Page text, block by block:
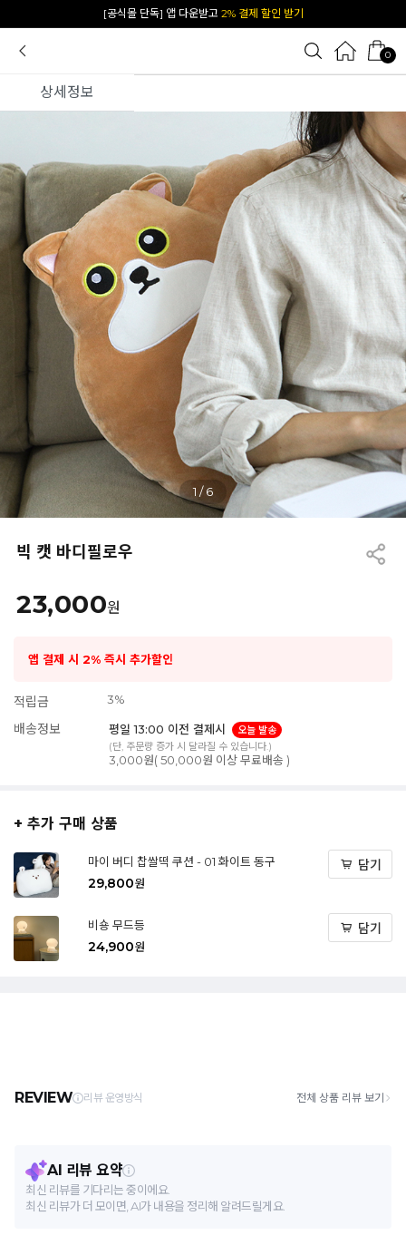
카카오 플친 추가하면1천원 즉시 할인 쿠폰
0
상세정보
1 /6
빅 캣 바디필로우
23,000원
앱 결제 시 2% 즉시 추가할인
적립금 3%
배송정보 평일 13:00 이전 결제시
오늘 발송
(단, 주문량 증가 시 달라질 수 있습니다.)
3,000원( 50,000원 이상 무료배송 )
+ 추가 구매 상품
마이 버디 찹쌀떡 쿠션 - 01 화이트 동구
29,800원
담기
비숑 무드등
24,900원
담기